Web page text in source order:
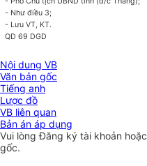
- Như điều 3;
- Lưu VT, KT.
QD 69 DGD
Nội dung VB
Văn bản gốc
Tiếng anh
Lược đồ
VB liên quan
Bản án áp dụng
Vui lòngĐăng ký tài khoản hoặc
gốc.